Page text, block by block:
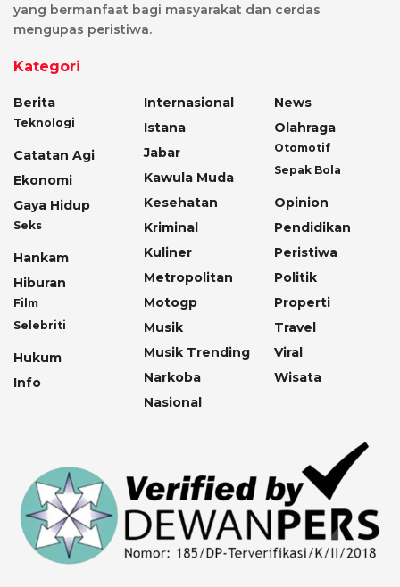
yang bermanfaat bagi masyarakat dan cerdas
mengupas peristiwa.
Kategori
Berita
Teknologi
Catatan Agi
Ekonomi
Gaya Hidup
Seks
Hankam
Hiburan
Film
Selebriti
Hukum
Info
Internasional
Istana
Jabar
Kawula Muda
Kesehatan
Kriminal
Kuliner
Metropolitan
Motogp
Musik
Musik Trending
Narkoba
Nasional
News
Olahraga
Otomotif
Sepak Bola
Opinion
Pendidikan
Peristiwa
Politik
Properti
Travel
Viral
Wisata